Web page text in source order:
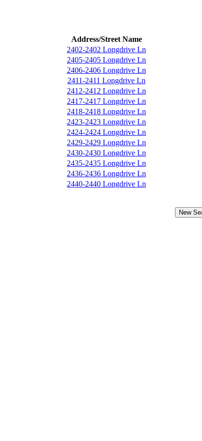
Address/Street Name
2402-2402 Longdrive Ln
2405-2405 Longdrive Ln
2406-2406 Longdrive Ln
2411-2411 Longdrive Ln
2412-2412 Longdrive Ln
2417-2417 Longdrive Ln
2418-2418 Longdrive Ln
2423-2423 Longdrive Ln
2424-2424 Longdrive Ln
2429-2429 Longdrive Ln
2430-2430 Longdrive Ln
2435-2435 Longdrive Ln
2436-2436 Longdrive Ln
2440-2440 Longdrive Ln